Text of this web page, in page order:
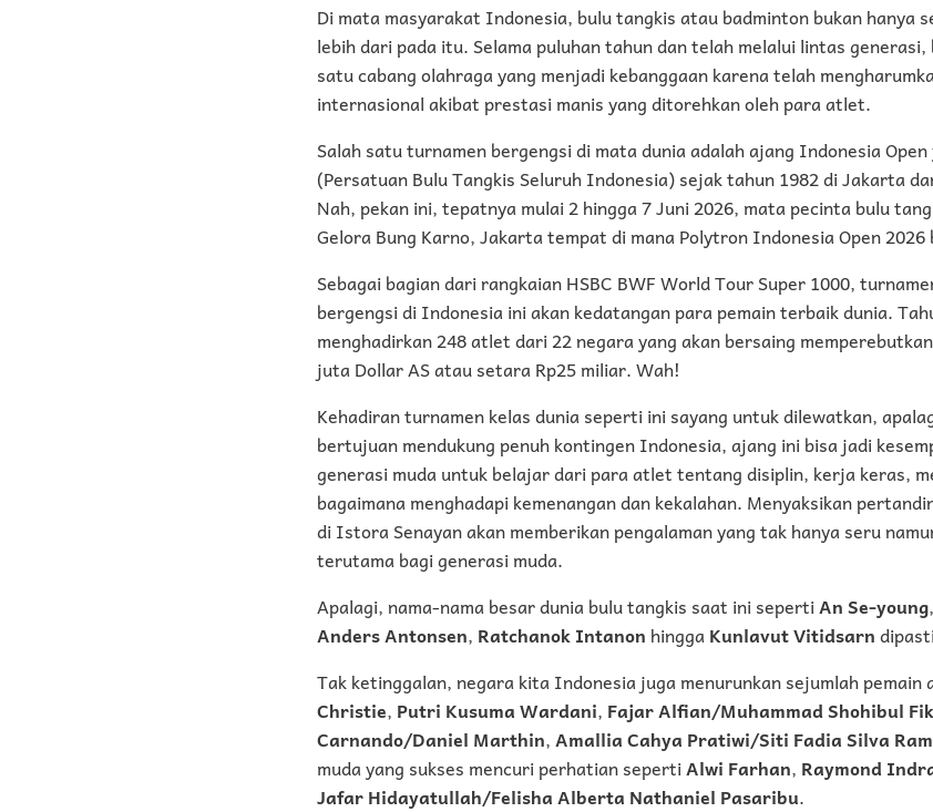
Di mata masyarakat Indonesia, bulu tangkis atau badminton bukan hanya
lebih dari pada itu. Selama puluhan tahun dan telah melalui lintas
satu cabang olahraga yang menjadi kebanggaan karena telah
internasional akibat prestasi manis yang ditorehkan oleh para atlet.
Salah satu turnamen bergengsi di mata dunia adalah ajang Indonesia
(Persatuan Bulu Tangkis Seluruh Indonesia) sejak tahun 1982 di Jakarta
Nah, pekan ini, tepatnya mulai 2 hingga 7 Juni 2026, mata pecinta bulu
Gelora Bung Karno, Jakarta tempat di mana Polytron Indonesia Open 2026
Sebagai bagian dari rangkaian HSBC BWF World Tour Super 1000,
bergengsi di Indonesia ini akan kedatangan para pemain terbaik dunia.
menghadirkan 248 atlet dari 22 negara yang akan bersaing
juta Dollar AS atau setara Rp25 miliar. Wah!
Kehadiran turnamen kelas dunia seperti ini sayang untuk dilewatkan,
bertujuan mendukung penuh kontingen Indonesia, ajang ini bisa jadi
generasi muda untuk belajar dari para atlet tentang disiplin, kerja keras,
bagaimana menghadapi kemenangan dan kekalahan. Menyaksikan
di Istora Senayan akan memberikan pengalaman yang tak hanya seru
terutama bagi generasi muda.
Apalagi, nama-nama besar dunia bulu tangkis saat ini sepertiAn Se-young,
Anders Antonsen, Ratchanok Intanon hingga Kunlavut Vitidsarn
Tak ketinggalan, negara kita Indonesia juga menurunkan sejumlah pemain
Christie, Putri Kusuma Wardani, Fajar Alfian/Muhammad Shohibul
Carnando/Daniel Marthin,Amallia Cahya Pratiwi/Siti Fadia Silva
muda yang sukses mencuri perhatian sepertiAlwi Farhan, Raymond
Jafar Hidayatullah/Felisha Alberta Nathaniel Pasaribu.